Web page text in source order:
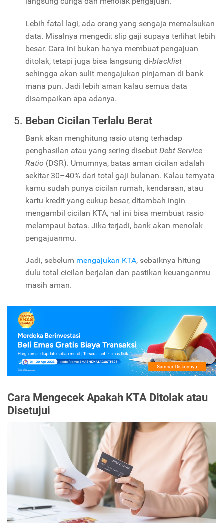
Lebih fatal lagi, ada orang yang sengaja memalsukan
data. Misalnya mengedit slip gaji supaya terlihat lebih
besar. Cara ini bukan hanya membuat pengajuan
ditolak, tetapi juga bisa langsung di-blacklist
sehingga akan sulit mengajukan pinjaman di bank
mana pun. Jadi lebih aman kalau semua data
disampaikan apa adanya.
Beban Cicilan Terlalu Berat
Bank akan menghitung rasio utang terhadap
penghasilan atau yang sering disebut Debt Service
Ratio (DSR). Umumnya, batas aman cicilan adalah
sekitar 30–40% dari total gaji bulanan. Kalau ternyata
kamu sudah punya cicilan rumah, kendaraan, atau
kartu kredit yang cukup besar, ditambah ingin
mengambil cicilan KTA, hal ini bisa membuat rasio
melampaui batas. Jika terjadi, bank akan menolak
pengajuanmu.
Jadi, sebelum mengajukan KTA, sebaiknya hitung
dulu total cicilan berjalan dan pastikan keuanganmu
masih aman.
Cara Mengecek Apakah KTA Ditolak atau
Disetujui